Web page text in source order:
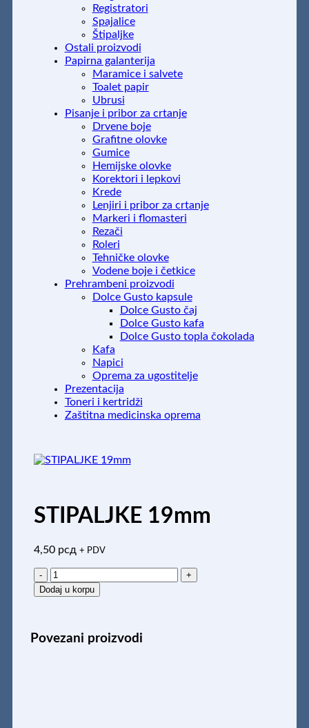
Registratori
Spajalice
Štipaljke
Ostali proizvodi
Papirna galanterija
Maramice i salvete
Toalet papir
Ubrusi
Pisanje i pribor za crtanje
Drvene boje
Grafitne olovke
Gumice
Hemijske olovke
Korektori i lepkovi
Krede
Lenjiri i pribor za crtanje
Markeri i flomasteri
Rezači
Roleri
Tehničke olovke
Vodene boje i četkice
Prehrambeni proizvodi
Dolce Gusto kapsule
Dolce Gusto čaj
Dolce Gusto kafa
Dolce Gusto topla čokolada
Kafa
Napici
Oprema za ugostitelje
Prezentacija
Toneri i kertridži
Zaštitna medicinska oprema
STIPALJKE 19mm
4,50 рсд + PDV
STIPALJKE
19mm
količina
Dodaj u korpu
Povezani proizvodi